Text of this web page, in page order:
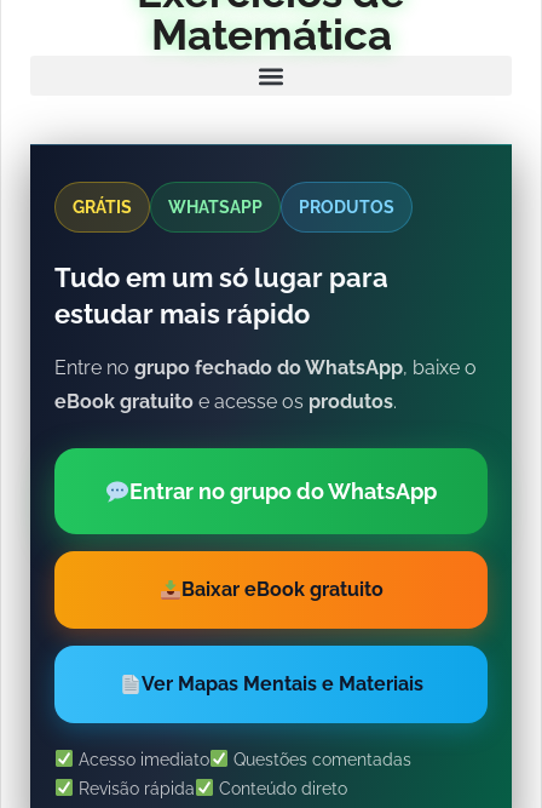
Matemática
GRÁTIS WHATSAPP PRODUTOS
Tudo em um só lugar para
estudar mais rápido
Entre no grupo fechado do WhatsApp, baixe o
eBook gratuito e acesse os produtos.
Entrar no grupo do WhatsApp
Baixar eBook gratuito
Ver Mapas Mentais e Materiais
Acesso imediato
Questões comentadas
Revisão rápida
Conteúdo direto